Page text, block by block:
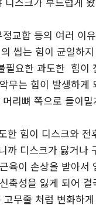
정교합 등의 여러 이
씹는 힘이 균일하
필요한 과도한 힘이
무는 힘이 발생하게
리뼈 쪽으로 들이
한 힘이 디스크와 전
까 디스크가 닳거나
육이 손상을 받아서
축성을 잃게 되어 결
고무줄 처럼 변화하